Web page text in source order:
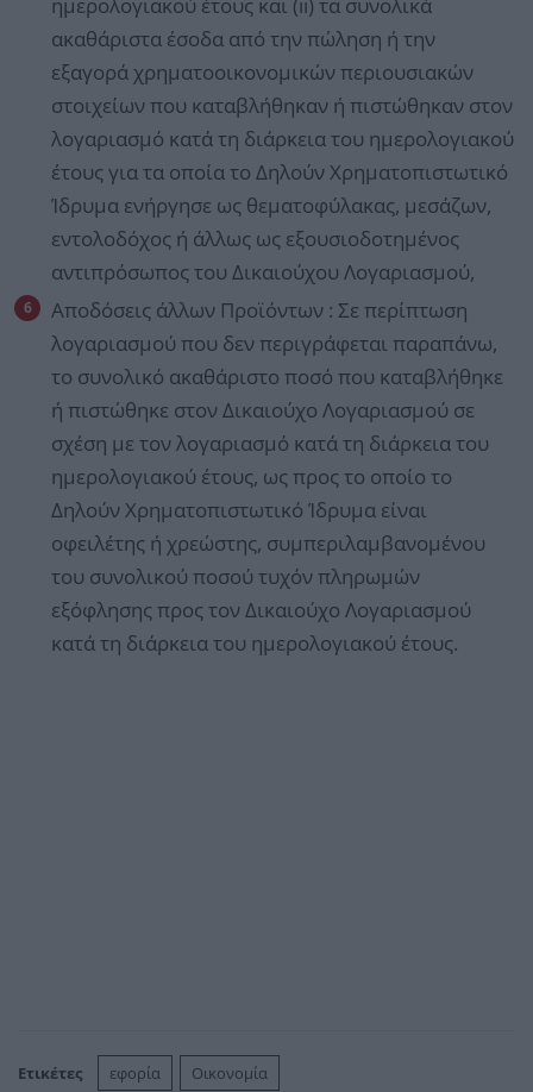
ακαθάριστα έσοδα από την πώληση ή την
εξαγορά χρηματοοικονομικών περιουσιακών
στοιχείων που καταβλήθηκαν ή πιστώθηκαν στον
λογαριασμό κατά τη διάρκεια του ημερολογιακού
έτους για τα οποία το Δηλούν Χρηματοπιστωτικό
Ίδρυμα ενήργησε ως θεματοφύλακας, μεσάζων,
εντολοδόχος ή άλλως ως εξουσιοδοτημένος
αντιπρόσωπος του Δικαιούχου Λογαριασμού,
Αποδόσεις άλλων Προϊόντων : Σε περίπτωση
λογαριασμού που δεν περιγράφεται παραπάνω,
το συνολικό ακαθάριστο ποσό που καταβλήθηκε
ή πιστώθηκε στον Δικαιούχο Λογαριασμού σε
σχέση με τον λογαριασμό κατά τη διάρκεια του
ημερολογιακού έτους, ως προς το οποίο το
Δηλούν Χρηματοπιστωτικό Ίδρυμα είναι
οφειλέτης ή χρεώστης, συμπεριλαμβανομένου
του συνολικού ποσού τυχόν πληρωμών
εξόφλησης προς τον Δικαιούχο Λογαριασμού
κατά τη διάρκεια του ημερολογιακού έτους.
Ετικέτες εφορία Οικονομία